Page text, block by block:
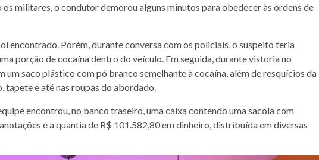
militares, o condutor demorou alguns minutos para obedecer às ordens de
encontrado. Porém, durante conversa com os policiais, o suspeito teria
porção de cocaína dentro do veículo. Em seguida, durante vistoria no
saco plástico com pó branco semelhante à cocaína, além de resquícios da
tapete e até nas roupas do abordado.
encontrou, no banco traseiro, uma caixa contendo uma sacola com
e a quantia de R$ 101.582,80 em dinheiro, distribuída em diversas